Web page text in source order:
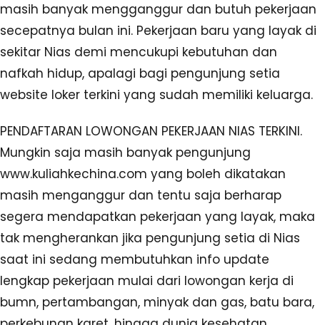
masih banyak mengganggur dan butuh pekerjaan
secepatnya bulan ini. Pekerjaan baru yang layak di
sekitar Nias demi mencukupi kebutuhan dan
nafkah hidup, apalagi bagi pengunjung setia
website loker terkini yang sudah memiliki keluarga.
PENDAFTARAN LOWONGAN PEKERJAAN NIAS TERKINI.
Mungkin saja masih banyak pengunjung
www.kuliahkechina.com yang boleh dikatakan
masih menganggur dan tentu saja berharap
segera mendapatkan pekerjaan yang layak, maka
tak mengherankan jika pengunjung setia di Nias
saat ini sedang membutuhkan info update
lengkap pekerjaan mulai dari lowongan kerja di
bumn, pertambangan, minyak dan gas, batu bara,